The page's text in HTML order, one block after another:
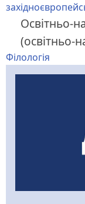
Освітньо-
(освітньо-
Філологія